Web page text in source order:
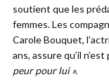
soutient que les
femmes. Les
Carole Bouquet,
ans, assure qu’il
peur pour lui ».